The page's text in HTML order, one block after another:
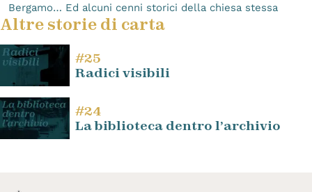
Bergamo… Ed alcuni cenni storici della chiesa stessa
Altre storie di carta
#25
Radici visibili
#24
La biblioteca dentro l’archivio